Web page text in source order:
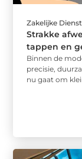
Zakelijke
Strakke
tappen en
Binnen de
precisie,
nu gaat om